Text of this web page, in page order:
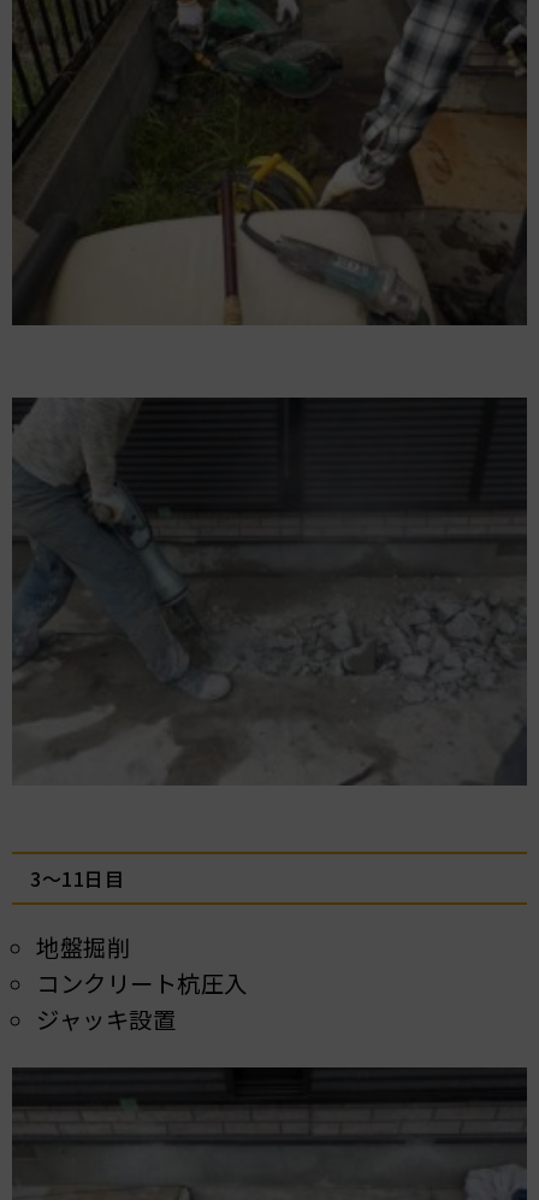
3～11日目
地盤掘削
コンクリート杭圧入
ジャッキ設置